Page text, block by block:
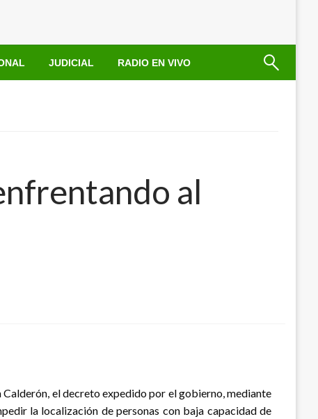
JUDICIAL RADIO EN VIVO
al
el decreto expedido por el gobierno, mediante
la localización de personas con baja capacidad de